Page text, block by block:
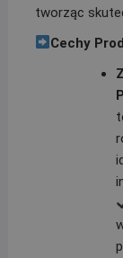
tworząc
Cechy